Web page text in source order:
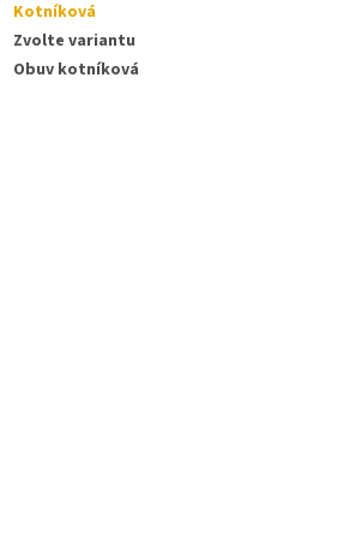
Kotníková
Zvolte variantu
Obuv kotníková